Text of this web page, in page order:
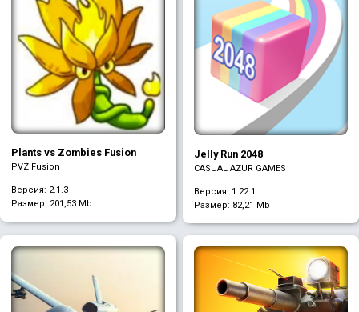
Plants vs Zombies Fusion
PVZ Fusion
Версия: 2.1.3
Размер: 201,53 Mb
Jelly Run 2048
CASUAL AZUR GAMES
Версия: 1.22.1
Размер: 82,21 Mb